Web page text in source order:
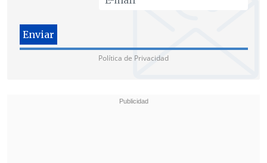
Política de Privacidad